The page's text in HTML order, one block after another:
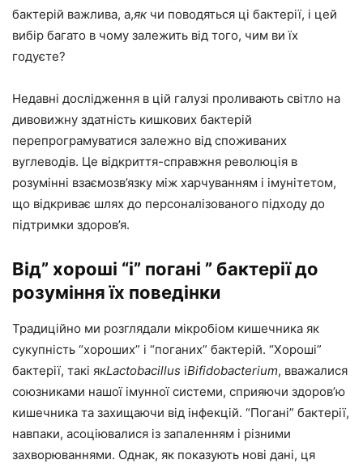
бактерій важлива, а,як чи поводяться ці бактерії, і цей
вибір багато в чому залежить від того, чим ви їх
годуєте?
Недавні дослідження в цій галузі проливають світло на
дивовижну здатність кишкових бактерій
перепрограмуватися залежно від споживаних
вуглеводів. Це відкриття-справжня революція в
розумінні взаємозв’язку між харчуванням і імунітетом,
що відкриває шлях до персоналізованого підходу до
підтримки здоров’я.
Від” хороші “і” погані ” бактерії до
розуміння їх поведінки
Традиційно ми розглядали мікробіом кишечника як
сукупність “хороших” і “поганих” бактерій. “Хороші”
бактерії, такі якLactobacillus іBifidobacterium, вважалися
союзниками нашої імунної системи, сприяючи здоров’ю
кишечника та захищаючи від інфекцій. “Погані” бактерії,
навпаки, асоціювалися із запаленням і різними
захворюваннями. Однак, як показують нові дані, ця